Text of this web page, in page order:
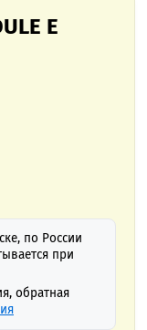
E
по России
при
обратная